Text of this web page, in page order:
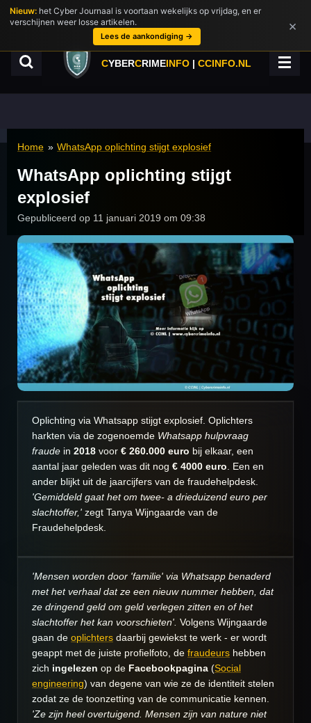
Ga
direct
hoofdinhoud
CYBERCRIMEINFO | CCINFO.NL
Home » WhatsApp oplichting stijgt explosief
WhatsApp oplichting stijgt
explosief
Gepubliceerd op 11 januari 2019 om 09:38
Oplichting via Whatsapp stijgt explosief. Oplichters
harkten via de zogenoemde Whatsapp hulpvraag
fraude in 2018 voor € 260.000 euro bij elkaar, een
aantal jaar geleden was dit nog € 4000 euro. Een en
ander blijkt uit de jaarcijfers van de fraudehelpdesk.
'Gemiddeld gaat het om twee- a drieduizend euro per
slachtoffer,' zegt Tanya Wijngaarde van de
Fraudehelpdesk.
'Mensen worden door 'familie' via Whatsapp benaderd
met het verhaal dat ze een nieuw nummer hebben, dat
ze dringend geld om geld verlegen zitten en of het
slachtoffer het kan voorschieten'. Volgens Wijngaarde
gaan de oplichters daarbij gewiekst te werk - er wordt
geappt met de juiste profielfoto, de fraudeurs hebben
zich ingelezen op de Facebookpagina (Social
engineering) van degene van wie ze de identiteit stelen
zodat ze de toonzetting van de communicatie kennen.
'Ze zijn heel overtuigend. Mensen zijn van nature niet
Nieuw: het Cyber Journaal is voortaan wekelijks op vrijdag, en er
verschijnen weer losse artikelen.
Lees de aankondiging →
×